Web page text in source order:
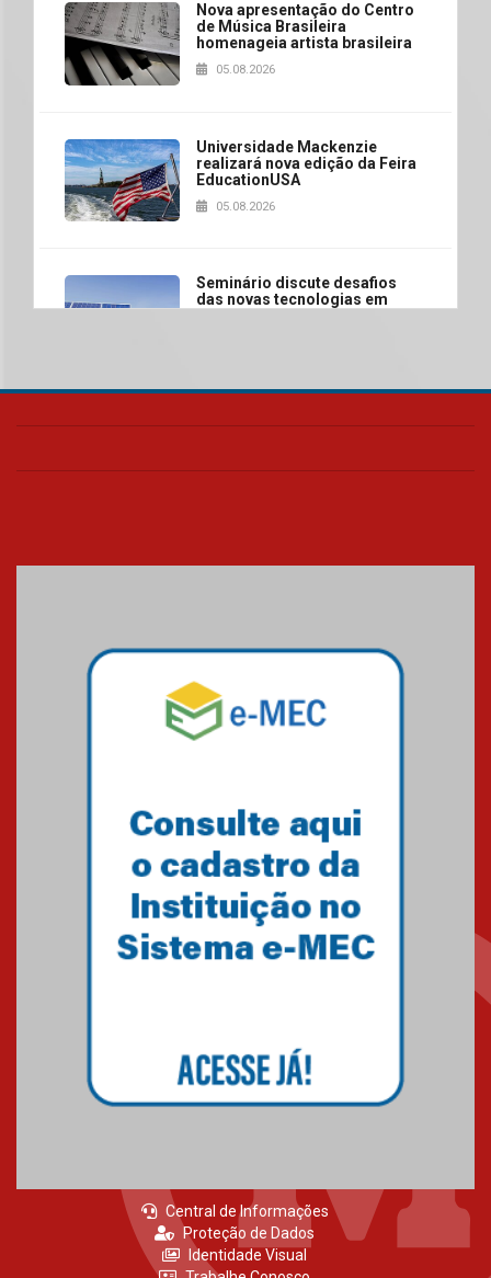
Nova apresentação do Centro
de Música Brasileira
homenageia artista brasileira
05.08.2026
Universidade Mackenzie
realizará nova edição da Feira
EducationUSA
05.08.2026
Seminário discute desafios
das novas tecnologias em
Como os pais podem investir
na educação dos filhos além da
escola
XIII Fórum de Aprendizagem
Transformadora reúne
docentes para debater
inovação e desafios da
educação superior
obra sobre ética e arquitetura
contemporânea
04.08.2026
Central de Informações
Proteção de Dados
Identidade Visual